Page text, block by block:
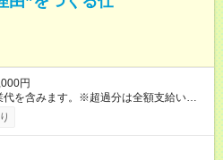
円
を含みます。※超過分は全額支給いたし
円／月 みなし残業時間 10時間／月
上、当社規程により決定します。 ーー
あり、仕事での成果にあわせて昇給しま